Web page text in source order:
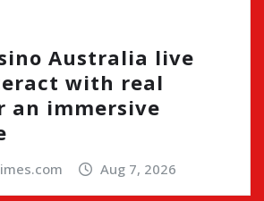
Australia live
with real
an immersive
Aug 7, 2026